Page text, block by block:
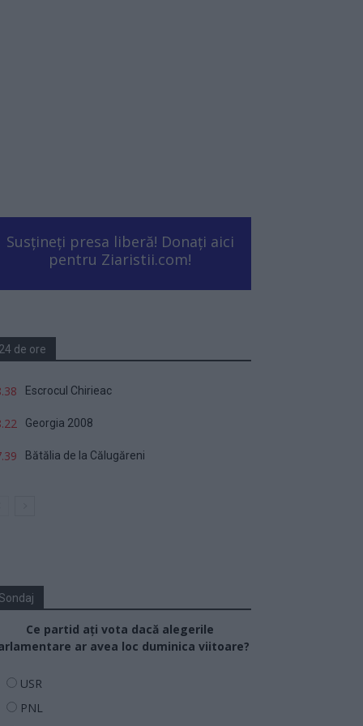
Susțineți presa liberă! Donați aici
pentru Ziaristii.com!
24 de ore
Escrocul Chirieac
Georgia 2008
Bătălia de la Călugăreni
Ce partid ați vota dacă alegerile
ar avea loc duminica viitoare?
USR
PNL